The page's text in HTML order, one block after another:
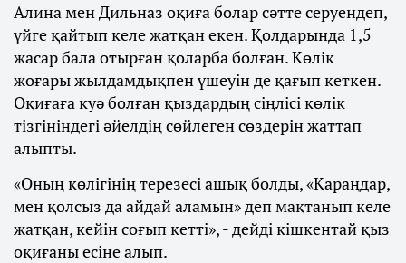
Алина мен Дильназ оқиға болар сәтте серуендеп,
үйге қайтып келе жатқан екен. Қолдарында 1,5
жасар бала отырған қоларба болған. Көлік
жоғары жылдамдықпен үшеуін де қағып кеткен.
Оқиғаға куә болған қыздардың сіңлісі көлік
тізгініндегі әйелдің сөйлеген сөздерін жаттап
алыпты.
«Оның көлігінің терезесі ашық болды, «Қараңдар,
мен қолсыз да айдай аламын» деп мақтанып келе
жатқан, кейін соғып кетті», - дейді кішкентай қыз
оқиғаны есіне алып.